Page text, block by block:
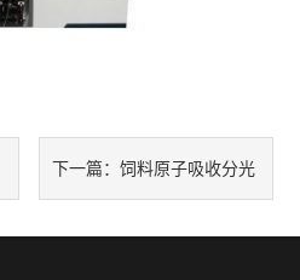
下一篇： 饲料原子吸收分光